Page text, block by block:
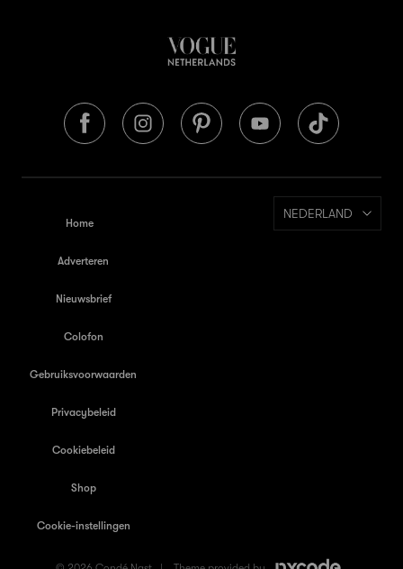
Home
Adverteren
Nieuwsbrief
Colofon
Gebruiksvoorwaarden
Privacybeleid
Cookiebeleid
Shop
Cookie-instellingen
NEDERLAND